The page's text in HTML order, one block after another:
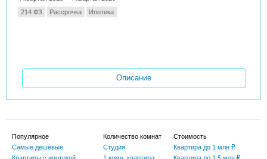
214 ФЗ
Рассрочка Ипотека
Описание
Популярное
Самые дешевые
Количество комнат
Студия
Стоимость
Квартира до 1 млн ₽